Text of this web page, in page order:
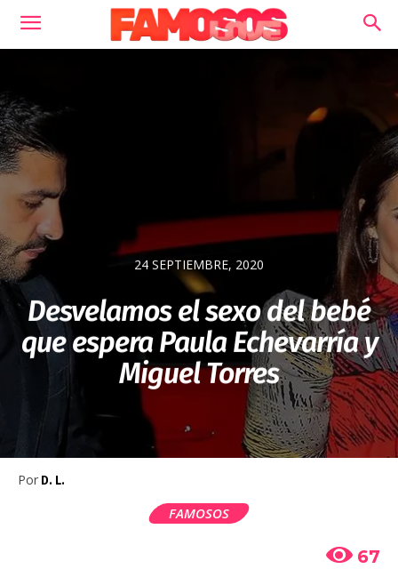
24 SEPTIEMBRE, 2020
Desvelamos el sexo del bebé
que espera Paula Echevarría y
Miguel Torres
Por D. L.
FAMOSOS
67